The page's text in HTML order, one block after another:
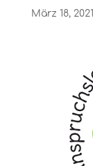
März 18, 2021